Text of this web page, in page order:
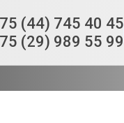
(44) 745 40 45
(29) 989 55 99